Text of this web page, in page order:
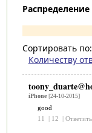
Сортировать по:
Количеству
iPhone[24-10-2015]
good
11
| 12 | Ответить